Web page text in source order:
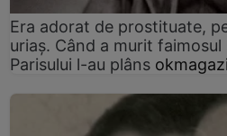
Era adorat de prostituate,
uriaș. Când a murit
Parisului l-au plâns